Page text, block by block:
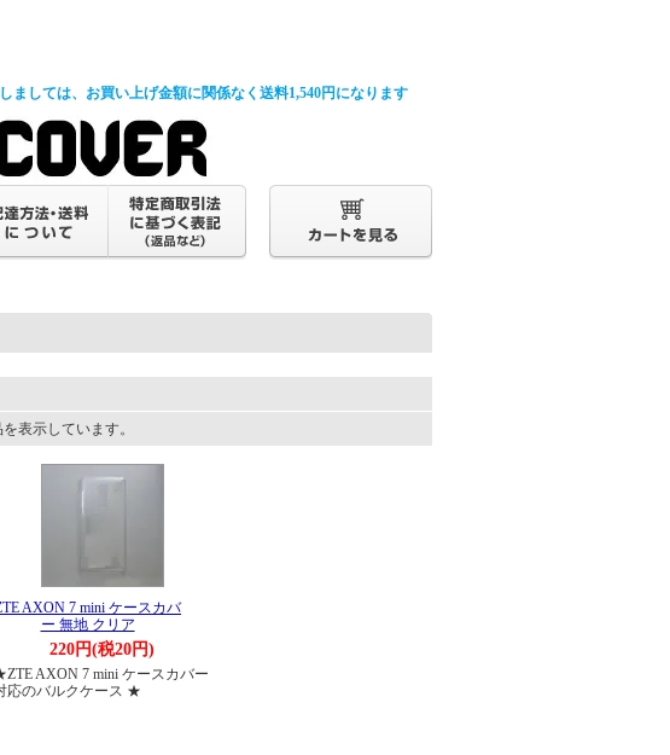
ましては、お買い上げ金額に関係なく送料1,540円になります
表示しています。
AXON 7 mini ケースカバ
ー 無地 クリア
220円(税20円)
AXON 7 mini ケースカバー
応のバルクケース ★